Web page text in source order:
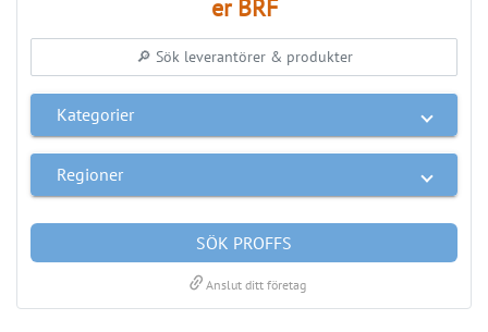
Regioner
linkAnslut ditt företag